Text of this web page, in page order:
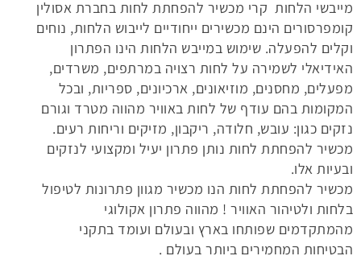
מייבשי הלחות קרי מכשיר להפחתת לחות בחברת אסולין
קומפרסורים הינם מכשירים ייחודיים לייבוש הלחות, נוחים
וקלים להפעלה. שימוש במייבש הלחות הינו הפתרון
האידיאלי לשמירה על לחות רצויה במרתפים, משרדים,
מפעלים, מחסנים, מוזיאונים, ארכיונים, ספריות, ובכל
המקומות בהם עודף של לחות באוויר מהווה מטרד וגורם
נזקים כגון: עובש, חלודה, ריקבון, מזיקים וריחות רעים.
מכשיר להפחתת לחות נותן פתרון יעיל ומקצועי לנזקים
ובעיות אלו.
מכשיר להפחתת לחות הנו מכשיר מגוון פתרונות לטיפול
בלחות ולטיהור האוויר ! מהווה פתרון אקולוגי
מהמתקדמים שפותחו בארץ ובעולם ועומד בתקני
הבטיחות המחמירים ביותר בעולם .